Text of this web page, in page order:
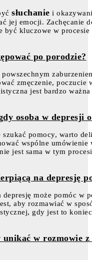
słuchanie i
jej emocji. Zachęcanie
być kluczowe w procesie
po porodzie?
zmęczenie,
jest bardzo
osoba w depresji
pomocy, warto
wspólne
jest sama w tym
na depresję
może pomóc w
aby rozmawiać w
gdy jest to
w rozmowie